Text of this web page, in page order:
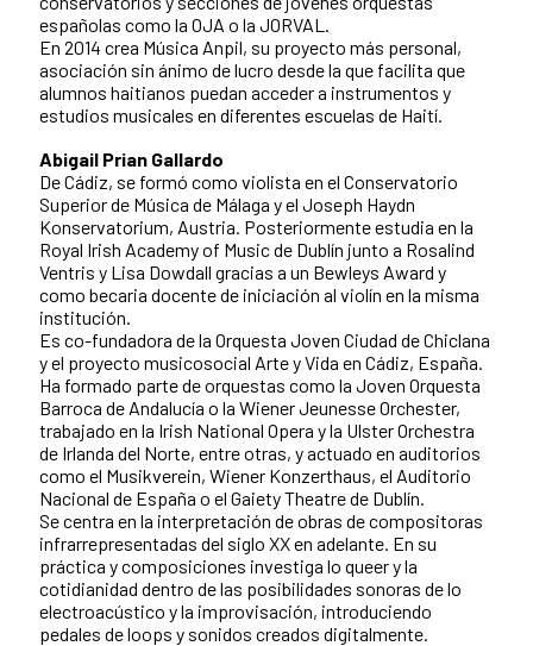
españolas como la OJA o la JORVAL.
En 2014 crea Música Anpil, su proyecto más personal,
asociación sin ánimo de lucro desde la que facilita que
alumnos haitianos puedan acceder a instrumentos y
estudios musicales en diferentes escuelas de Haití.
Abigail Prian Gallardo
De Cádiz, se formó como violista en el Conservatorio
Superior de Música de Málaga y el Joseph Haydn
Konservatorium, Austria. Posteriormente estudia en la
Royal Irish Academy of Music de Dublín junto a Rosalind
Ventris y Lisa Dowdall gracias a un Bewleys Award y
como becaria docente de iniciación al violín en la misma
institución.
Es co-fundadora de la Orquesta Joven Ciudad de Chiclana
y el proyecto musicosocial Arte y Vida en Cádiz, España.
Ha formado parte de orquestas como la Joven Orquesta
Barroca de Andalucía o la Wiener Jeunesse Orchester,
trabajado en la Irish National Opera y la Ulster Orchestra
de Irlanda del Norte, entre otras, y actuado en auditorios
como el Musikverein, Wiener Konzerthaus, el Auditorio
Nacional de España o el Gaiety Theatre de Dublín.
Se centra en la interpretación de obras de compositoras
infrarrepresentadas del siglo XX en adelante. En su
práctica y composiciones investiga lo queer y la
cotidianidad dentro de las posibilidades sonoras de lo
electroacústico y la improvisación, introduciendo
pedales de loops y sonidos creados digitalmente.